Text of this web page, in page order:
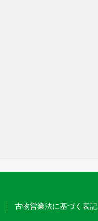
古物営業法に基づく表記